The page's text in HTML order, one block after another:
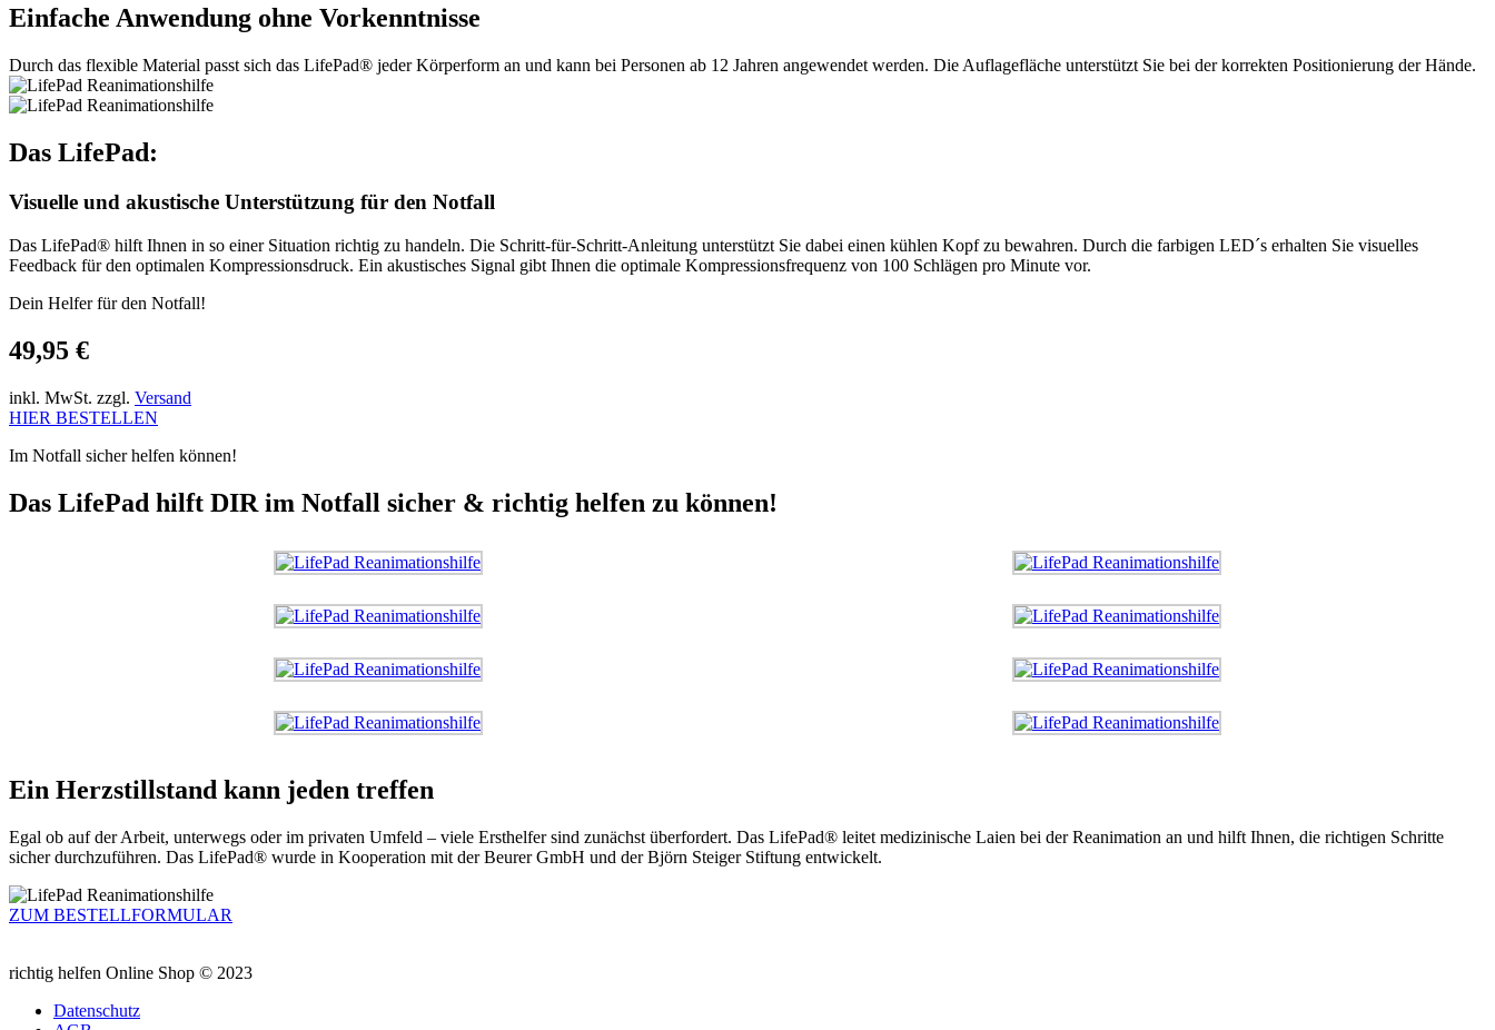
Einfache Anwendung ohne Vorkenntnisse
Durch das flexible Material passt sich das LifePad® jeder Körperform an und kann bei Personen ab 12 Jahren angewendet werden. Die Auflagefläche unterstützt Sie bei der korrekten Positionierung der Hände.
Das LifePad:
Visuelle und akustische Unterstützung für den Notfall
Das LifePad® hilft Ihnen in so einer Situation richtig zu handeln. Die Schritt-für-Schritt-Anleitung unterstützt Sie dabei einen kühlen Kopf zu bewahren. Durch die farbigen LED´s erhalten Sie visuelles
Feedback für den optimalen Kompressionsdruck. Ein akustisches Signal gibt Ihnen die optimale Kompressionsfrequenz von 100 Schlägen pro Minute vor.
Dein Helfer für den Notfall!
49,95 €
inkl. MwSt. zzgl. Versand
HIER BESTELLEN
Im Notfall sicher helfen können!
Das LifePad hilft DIR im Notfall sicher & richtig helfen zu können!
Ein Herzstillstand kann jeden treffen
Egal ob auf der Arbeit, unterwegs oder im privaten Umfeld – viele Ersthelfer sind zunächst überfordert. Das LifePad® leitet medizinische Laien bei der Reanimation an und hilft Ihnen, die richtigen Schritte
sicher durchzuführen. Das LifePad® wurde in Kooperation mit der Beurer GmbH und der Björn Steiger Stiftung entwickelt.
ZUM BESTELLFORMULAR
richtig helfen Online Shop © 2023
Datenschutz